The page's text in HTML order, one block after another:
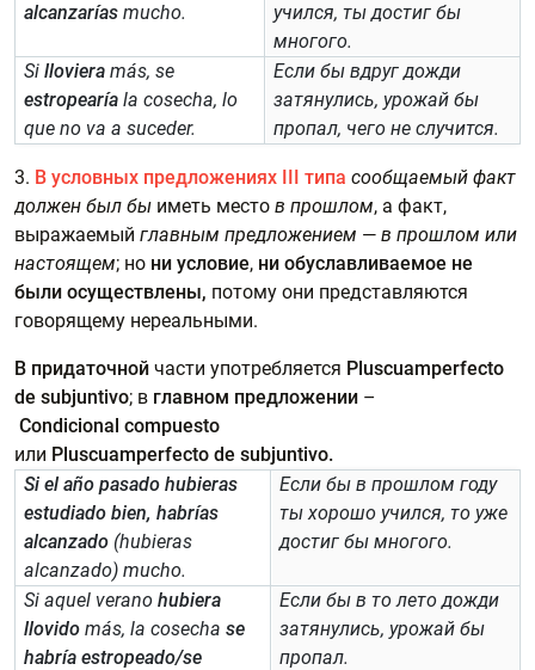
alcanzarías mucho.
учился, ты достиг бы
многого.
Silloviera más, se
estropearía la cosecha, lo
que no va a suceder.
Если бы вдруг дожди
затянулись, урожай бы
пропал, чего не случится.
3. В условных предложениях III типа сообщаемый факт
должен был бы иметь место в прошлом, а факт,
выражаемый главным предложением — в прошлом или
настоящем; но ни условие, ни обуславливаемое не
были осуществлены, потому они представляются
говорящему нереальными.
В придаточной части употребляется Pluscuamperfecto
de subjuntivo; в главном предложении –
Condicional compuesto
или Pluscuamperfecto de subjuntivo.
Si el año pasado hubieras
estudiado bien, habrías
alcanzado (hubieras
alcanzado) mucho.
Если бы в прошлом году
ты хорошо учился, то уже
достиг бы многого.
Si aquel veranohubiera
llovido más, la cosechase
habría estropeado/se
Если бы в то лето дожди
затянулись, урожай бы
пропал.